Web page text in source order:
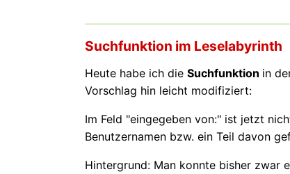
Suchfunktion im Leselabyrinth
Heute habe ich die Suchfunktion in
Vorschlag hin leicht modifiziert:
Im Feld "eingegeben von:" ist jetzt
Benutzernamen bzw. ein Teil davon
Hintergrund: Man konnte bisher zwar